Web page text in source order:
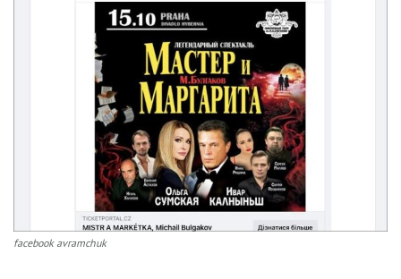
facebook avramchuk